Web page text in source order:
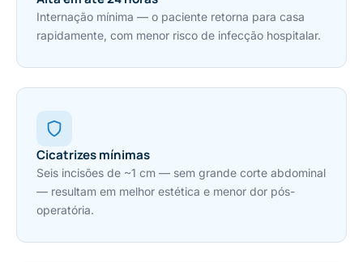
Internação mínima — o paciente retorna para casa
rapidamente, com menor risco de infecção hospitalar.
Cicatrizes mínimas
Seis incisões de ~1 cm — sem grande corte abdominal
— resultam em melhor estética e menor dor pós-
operatória.